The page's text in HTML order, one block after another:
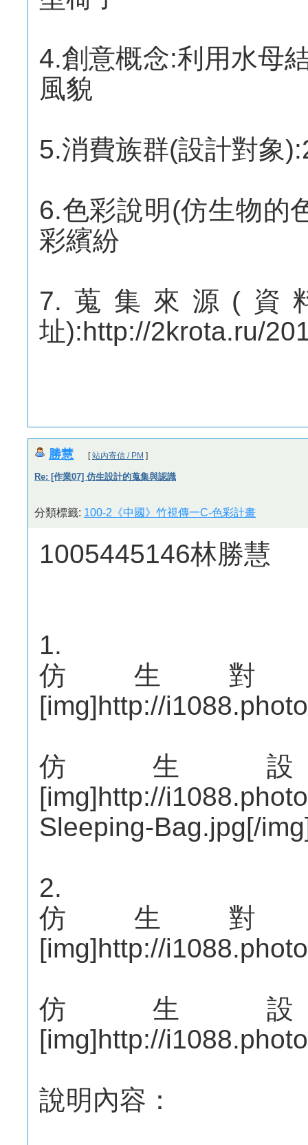
4.創意概念:利用水母
風貌
5.消費族群(設計對象
6.色彩說明(仿生物的
彩繽紛
7.蒐集來源(資
址):http://2krota.ru/
勝慧 [站內寄信 / PM ]
Re: [作業07] 仿生設計的蒐集與認識
分類標籤: 100-2《中國》竹視傳一C-色彩計畫
1005445146林勝慧
1.
仿生對
[img]http://
仿生
[img]http://
Sleeping-Bag.jpg[/
2.
仿生對
[img]http://
仿生
[img]http://
說明內容：